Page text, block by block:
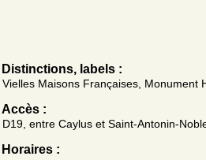
Distinctions, labels :
Vielles Maisons Françaises, Monument
Accès :
D19, entre Caylus et Saint-Antonin-
Horaires :